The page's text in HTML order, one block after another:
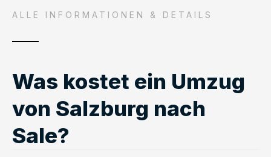
ALLE INFORMATIONEN & DETAILS
Was kostet ein Umzug
von Salzburg nach
Sale?